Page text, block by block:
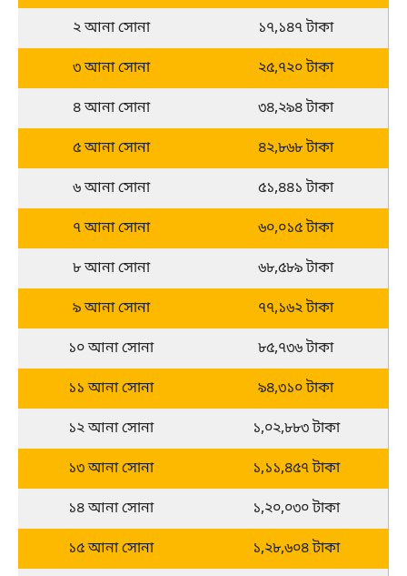
২ আনা সোনা
১৭,১৪৭ টাকা
৩ আনা সোনা
২৫,৭২০ টাকা
৪ আনা সোনা
৩৪,২৯৪ টাকা
৫ আনা সোনা
৪২,৮৬৮ টাকা
৬ আনা সোনা
৫১,৪৪১ টাকা
৭ আনা সোনা
৬০,০১৫ টাকা
৮ আনা সোনা
৬৮,৫৮৯ টাকা
৯ আনা সোনা
৭৭,১৬২ টাকা
১০ আনা সোনা
৮৫,৭৩৬ টাকা
১১ আনা সোনা
৯৪,৩১০ টাকা
১২ আনা সোনা
১,০২,৮৮৩ টাকা
১৩ আনা সোনা
১,১১,৪৫৭ টাকা
১৪ আনা সোনা
১,২০,০৩০ টাকা
১৫ আনা সোনা
১,২৮,৬০৪ টাকা